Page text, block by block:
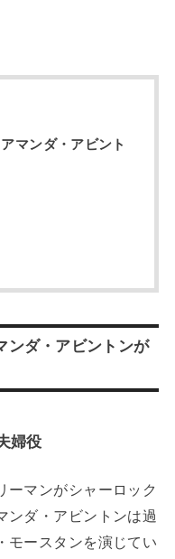
マンダ・アビント
ンダ・アビントンが
婦役
ーマンがシャーロック
ンダ・アビントンは過
モースタンを演じてい